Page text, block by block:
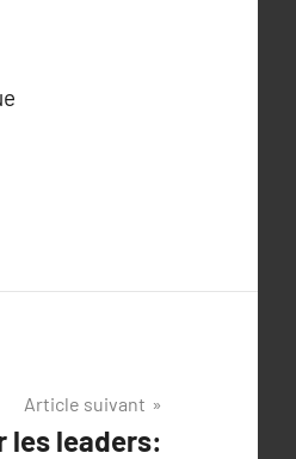
Article suivant
les leaders: